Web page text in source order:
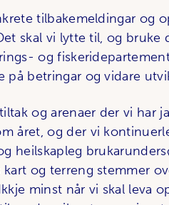
tilbakemeldingar og
skal vi lytte til, og bruke
og
på betringar og vidare
og arenaer der vi har
året, og der vi
heilskapleg
kart og terreng stemmer
minst når vi skal leva